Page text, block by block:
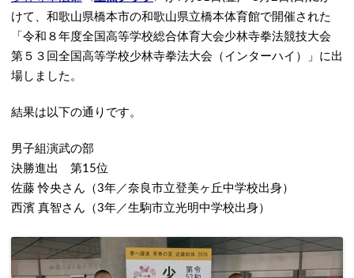
けて、和歌山県橋本市の和歌山県立橋本体育館で開催された
「令和８年度全国高等学校総合体育大会少林寺拳法競技大会
第５３回全国高等学校少林寺拳法大会（インターハイ）」に出
場しました。
結果は以下の通りです。
男子組演武の部
決勝進出 第15位
佐藤 怜央さん（3年／奈良市立登美ヶ丘中学校出身）
西濱 真智さん（3年／生駒市立光明中学校出身）